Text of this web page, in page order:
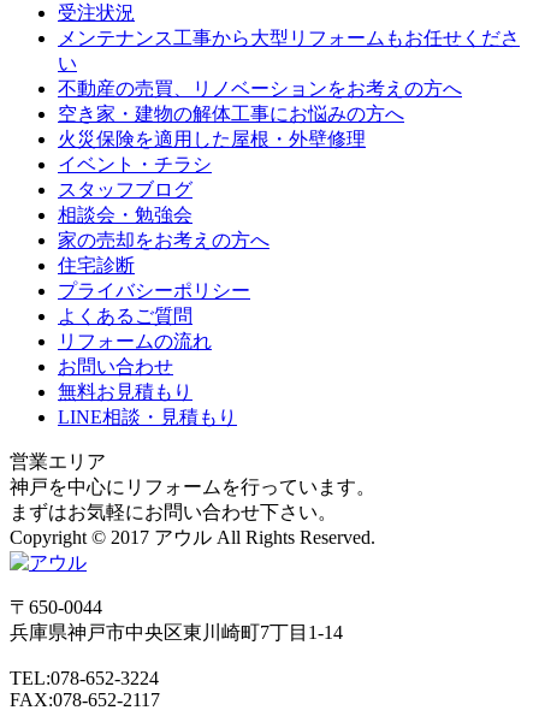
受注状況
メンテナンス工事から大型リフォームもお任せくださ
い
不動産の売買、リノベーションをお考えの方へ
空き家・建物の解体工事にお悩みの方へ
火災保険を適用した屋根・外壁修理
イベント・チラシ
スタッフブログ
相談会・勉強会
家の売却をお考えの方へ
住宅診断
プライバシーポリシー
よくあるご質問
リフォームの流れ
お問い合わせ
無料お見積もり
LINE相談・見積もり
営業エリア
神戸を中心にリフォームを行っています。
まずはお気軽にお問い合わせ下さい。
Copyright © 2017 アウル All Rights Reserved.
〒650-0044
兵庫県神戸市中央区東川崎町7丁目1-14
TEL:078-652-3224
FAX:078-652-2117